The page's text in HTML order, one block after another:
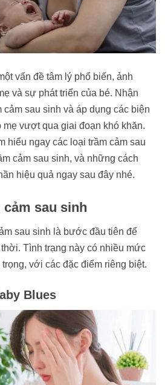
vấn đề tâm lý phổ biến, ảnh
và sự phát triển của bé. Nhận
cảm sau sinh và áp dụng các biện
vượt qua giai đoạn khó khăn.
hiểu ngay các loại trầm cảm sau
cảm sau sinh, và những cách
hiệu quả ngay sau đây nhé.
cảm sau sinh
sau sinh là bước đầu tiên để
Tình trạng này có nhiều mức
với các đặc điểm riêng biệt.
Blues